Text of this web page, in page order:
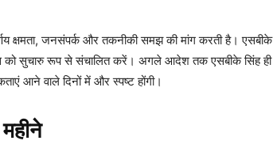
क्षमता, जनसंपर्क और तकनीकी समझ की मांग करती है। एसबीके
को सुचारु रूप से संचालित करें। अगले आदेश तक एसबीके सिंह ही
आने वाले दिनों में और स्पष्ट होंगी।